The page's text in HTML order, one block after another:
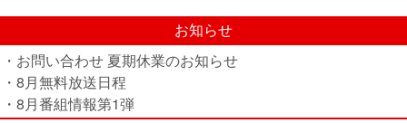
お知らせ
・お問い合わせ 夏期休業のお知らせ
・8月無料放送日程
・8月番組情報第1弾